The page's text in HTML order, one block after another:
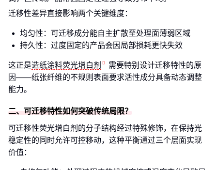
迁移性差异直接影响两个关键维度：
均匀性：可迁移成分能自主扩散至处理面薄弱区域
持久性：过度固定的产品会因局部损耗更快失效
这正是造纸涂料荧光增白剂
需要特别设计迁移特性的原
因——纸张纤维的不规则表面要求活性成分具备动态调整
能力。
二、可迁移特性如何突破传统局限？
可迁移性荧光增白剂的分子结构经过特殊修饰，在保持光
稳定性的同时允许可控移动，这种平衡通过三个层面实现
价值：